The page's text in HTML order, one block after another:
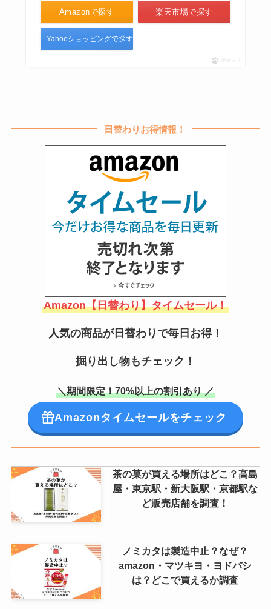
リザレックコーワが販売終了はな
ぜ？楽天・スギ薬局など販売店や
Amazonで探す 楽天市場で探す
Yahooショッピングで探す
ポチップ
日替わりお得情報！
Amazon【日替わり】タイムセール！
人気の商品が日替わりで毎日お得！
掘り出し物もチェック！
＼期間限定！70%以上の割引あり ／
Amazonタイムセールをチェック
茶の菓が買える場所はどこ？高島
屋・東京駅・新大阪駅・京都駅な
ど販売店舗を調査！
ノミカタは製造中止？なぜ？
amazon・マツキヨ・ヨドバシ
は？どこで買えるか調査